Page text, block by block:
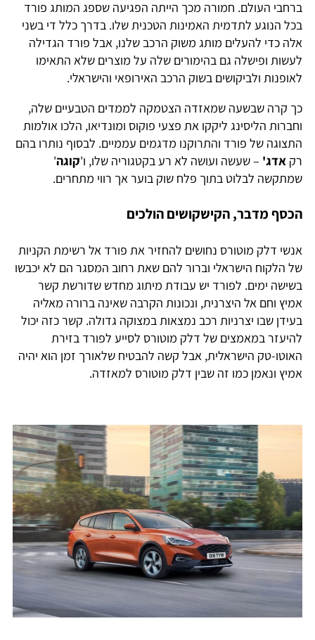
ברחבי העולם. חמורה מכך הייתה הפגיעה שספג המותג פורד
בכל הנוגע לתדמית האמינות הטכנית שלו. בדרך כלל די בשני
אלה כדי להעלים מותג משוק הרכב שלנו, אבל פורד הגדילה
לעשות ופישלה גם בהימורים שלה על מוצרים שלא התאימו
לאופנות ולביקושים בשוק הרכב האירופאי והישראלי.
כך קרה שבשעה שמאזדה הצטמקה לממדים הטבעיים שלה,
וחברות הליסינג ליקקו את פצעי פוקוס ומונדיאו, הלכו אולמות
התצוגה של פורד והתרוקנו מדגמים עממיים. לבסוף נותרו בהם
רק אדג' – שעשה ועושה לא רע בקטגוריה שלו, ו'קוגה'
שמתקשה לבלוט בתוך פלח שוק בוער אך רווי מתחרים.
הכסף מדבר, הקישקושים הולכים
אנשי דלק מוטורס נחושים להחזיר את פורד אל רשימת הקניות
של הלקוח הישראלי וברור להם שאת רחוב המסגר הם לא יכבשו
בשישה ימים. לפורד יש עבודת מיתוג מחדש שדורשת קשר
אמיץ וחם אל היצרנית, ונכונות הקרבה שאינה ברורה מאליה
בעידן שבו יצרניות רכב נמצאות במצוקה גדולה. קשר כזה יכול
להיעזר במאמצים של דלק מוטורס לסייע לפורד בזירת
האוטו-טק הישראלית, אבל קשה להבטיח שלאורך זמן הוא יהיה
אמיץ ונאמן כמו זה שבין דלק מוטורס למאזדה.